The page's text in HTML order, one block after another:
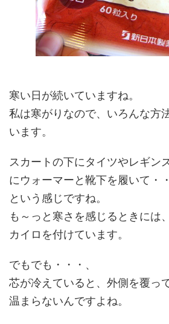
寒い日が続いていますね。
私は寒がりなので、いろんな方
います。
スカートの下にタイツやレギン
にウォーマーと靴下を履いて・
という感じですね。
も～っと寒さを感じるときには
カイロを付けています。
でもでも・・・、
芯が冷えていると、外側を覆っ
温まらないんですよね。